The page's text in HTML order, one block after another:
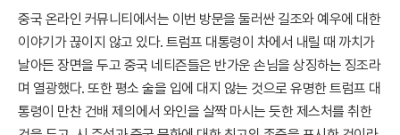
중국 온라인 커뮤니티에서는 이번 방문을 둘러싼 길조와 예우에 대한
이야기가 끊이지 않고 있다. 트럼프 대통령이 차에서 내릴 때 까치가
날아든 장면을 두고 중국 네티즌들은 반가운 손님을 상징하는 징조라
며 열광했다. 또한 평소 술을 입에 대지 않는 것으로 유명한 트럼프 대
통령이 만찬 건배 제의에서 와인을 살짝 마시는 듯한 제스처를 취한